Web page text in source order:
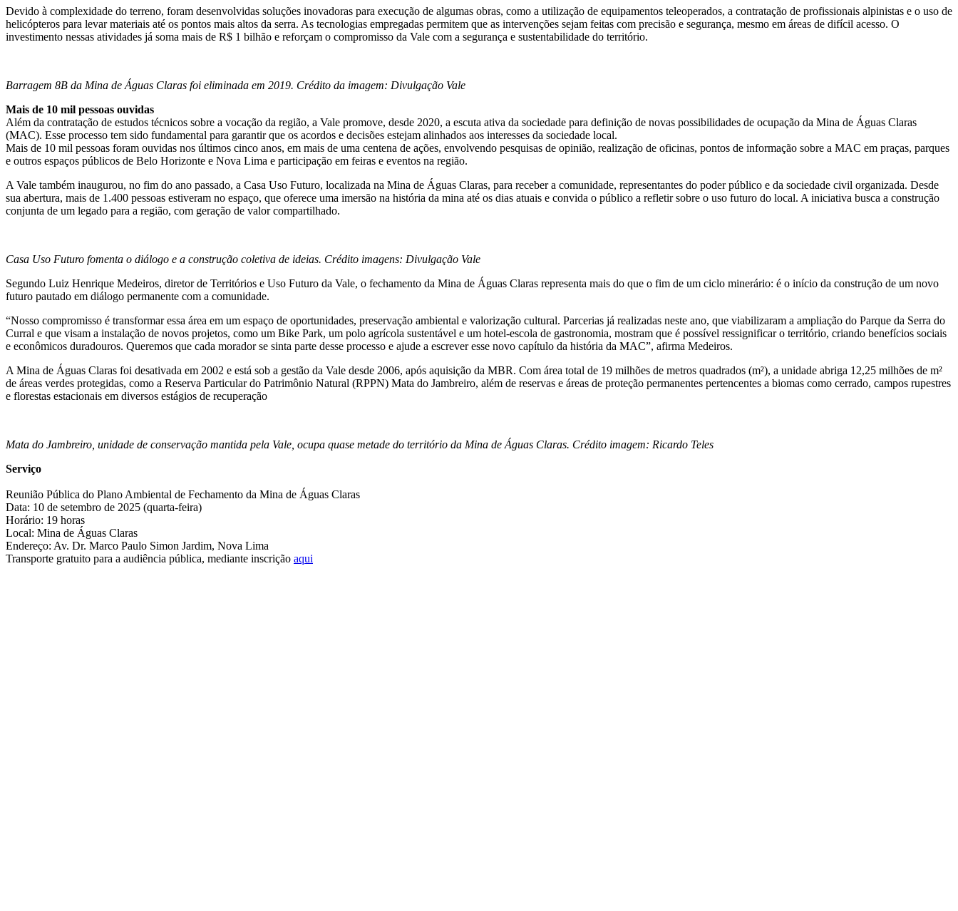
Devido à complexidade do terreno, foram desenvolvidas soluções inovadoras para execução de algumas obras, como a utilização de equipamentos teleoperados, a contratação de profissionais alpinistas e o uso de
helicópteros para levar materiais até os pontos mais altos da serra. As tecnologias empregadas permitem que as intervenções sejam feitas com precisão e segurança, mesmo em áreas de difícil acesso. O
investimento nessas atividades já soma mais de R$ 1 bilhão e reforçam o compromisso da Vale com a segurança e sustentabilidade do território.
Barragem 8B da Mina de Águas Claras foi eliminada em 2019. Crédito da imagem: Divulgação Vale
Mais de 10 mil pessoas ouvidas
Além da contratação de estudos técnicos sobre a vocação da região, a Vale promove, desde 2020, a escuta ativa da sociedade para definição de novas possibilidades de ocupação da Mina de Águas Claras
(MAC). Esse processo tem sido fundamental para garantir que os acordos e decisões estejam alinhados aos interesses da sociedade local.
Mais de 10 mil pessoas foram ouvidas nos últimos cinco anos, em mais de uma centena de ações, envolvendo pesquisas de opinião, realização de oficinas, pontos de informação sobre a MAC em praças, parques
e outros espaços públicos de Belo Horizonte e Nova Lima e participação em feiras e eventos na região.
A Vale também inaugurou, no fim do ano passado, a Casa Uso Futuro, localizada na Mina de Águas Claras, para receber a comunidade, representantes do poder público e da sociedade civil organizada. Desde
sua abertura, mais de 1.400 pessoas estiveram no espaço, que oferece uma imersão na história da mina até os dias atuais e convida o público a refletir sobre o uso futuro do local. A iniciativa busca a construção
conjunta de um legado para a região, com geração de valor compartilhado.
Casa Uso Futuro fomenta o diálogo e a construção coletiva de ideias. Crédito imagens: Divulgação Vale
Segundo Luiz Henrique Medeiros, diretor de Territórios e Uso Futuro da Vale, o fechamento da Mina de Águas Claras representa mais do que o fim de um ciclo minerário: é o início da construção de um novo
futuro pautado em diálogo permanente com a comunidade.
“Nosso compromisso é transformar essa área em um espaço de oportunidades, preservação ambiental e valorização cultural. Parcerias já realizadas neste ano, que viabilizaram a ampliação do Parque da Serra do
Curral e que visam a instalação de novos projetos, como um Bike Park, um polo agrícola sustentável e um hotel-escola de gastronomia, mostram que é possível ressignificar o território, criando benefícios sociais
e econômicos duradouros. Queremos que cada morador se sinta parte desse processo e ajude a escrever esse novo capítulo da história da MAC”, afirma Medeiros.
A Mina de Águas Claras foi desativada em 2002 e está sob a gestão da Vale desde 2006, após aquisição da MBR. Com área total de 19 milhões de metros quadrados (m²), a unidade abriga 12,25 milhões de m²
de áreas verdes protegidas, como a Reserva Particular do Patrimônio Natural (RPPN) Mata do Jambreiro, além de reservas e áreas de proteção permanentes pertencentes a biomas como cerrado, campos rupestres
e florestas estacionais em diversos estágios de recuperação
Mata do Jambreiro, unidade de conservação mantida pela Vale, ocupa quase metade do território da Mina de Águas Claras. Crédito imagem: Ricardo Teles
Serviço
Reunião Pública do Plano Ambiental de Fechamento da Mina de Águas Claras
Data: 10 de setembro de 2025 (quarta-feira)
Horário: 19 horas
Local: Mina de Águas Claras
Endereço: Av. Dr. Marco Paulo Simon Jardim, Nova Lima
Transporte gratuito para a audiência pública, mediante inscrição aqui